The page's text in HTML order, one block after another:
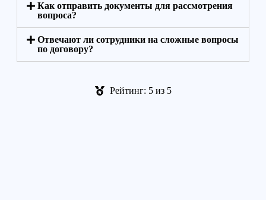
Как отправить документы для рассмотрения
вопроса?
Отвечают ли сотрудники на сложные вопросы
по договору?
Рейтинг: 5 из 5